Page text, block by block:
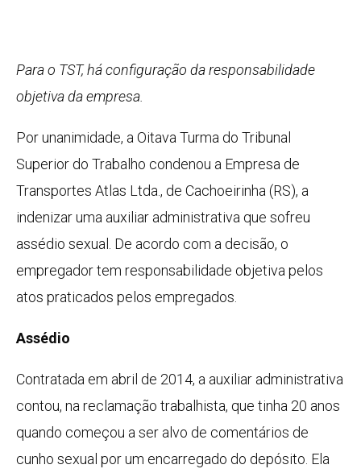
Para o TST, há configuração da responsabilidade
objetiva da empresa.
Por unanimidade, a Oitava Turma do Tribunal
Superior do Trabalho condenou a Empresa de
Transportes Atlas Ltda., de Cachoeirinha (RS), a
indenizar uma auxiliar administrativa que sofreu
assédio sexual. De acordo com a decisão, o
empregador tem responsabilidade objetiva pelos
atos praticados pelos empregados.
Assédio
Contratada em abril de 2014, a auxiliar administrativa
contou, na reclamação trabalhista, que tinha 20 anos
quando começou a ser alvo de comentários de
cunho sexual por um encarregado do depósito. Ela